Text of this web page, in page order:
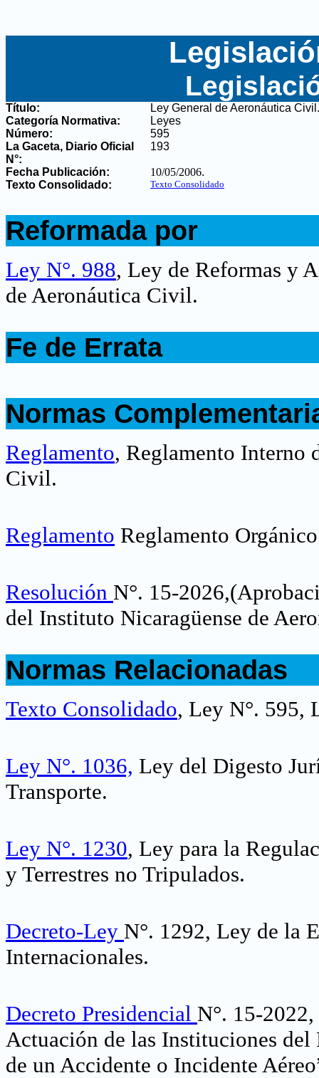
Título: Ley General de Aeronáutica Civil
Categoría Normativa:
Leyes
Número:
595
La Gaceta, Diario Oficial
N°:
193
Fecha Publicación: 10/05/2006.
Texto Consolidado:
Texto Consolidado
Reformada por
Ley N°. 988, Ley de Reformas y
de Aeronáutica Civil.
Fe de Errata
Normas
Reglamento, Reglamento Interno
Civil.
Reglamento Reglamento
Resolución N°. 15-
del Instituto Nicaragüense de
Normas Relacionadas
Texto Consolidado, Ley N°. 595,
Ley N°. 1036, Ley del Digesto
Transporte.
Ley N°. 1230, Ley para la
y Terrestres no Tripulados.
Decreto-Ley N°. 1292, Ley de la
Internacionales.
Decreto Presidencial N°. 15-
Actuación de las Instituciones del
de un Accidente o Incidente